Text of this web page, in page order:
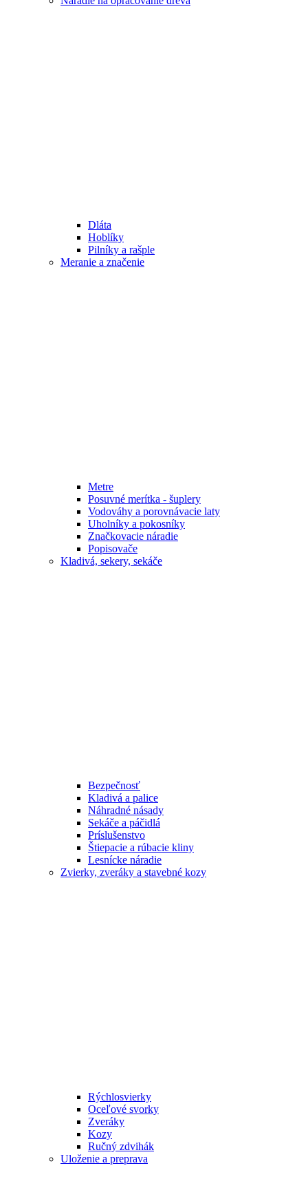
Dláta
Hoblíky
Pilníky a rašple
Meranie a značenie
Metre
Posuvné merítka - šuplery
Vodováhy a porovnávacie laty
Uholníky a pokosníky
Značkovacie náradie
Popisovače
Kladivá, sekery, sekáče
Bezpečnosť
Kladivá a palice
Náhradné násady
Sekáče a páčidlá
Príslušenstvo
Štiepacie a rúbacie kliny
Lesnícke náradie
Zvierky, zveráky a stavebné kozy
Rýchlosvierky
Oceľové svorky
Zveráky
Kozy
Ručný zdvihák
Uloženie a preprava